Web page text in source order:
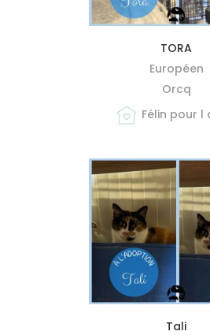
MIEUX METORA
Européen
Orcq
Félin pour l
MIEUX METali